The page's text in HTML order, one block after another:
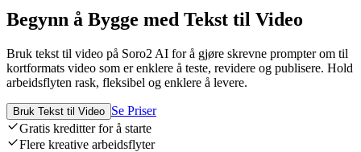
Begynn å Bygge med Tekst til Video
Bruk tekst til video på Soro2 AI for å gjøre skrevne prompter om til
kortformats video som er enklere å teste, revidere og publisere. Hold
arbeidsflyten rask, fleksibel og enklere å levere.
Bruk Tekst til Video Se Priser
Gratis kreditter for å starte
Flere kreative arbeidsflyter